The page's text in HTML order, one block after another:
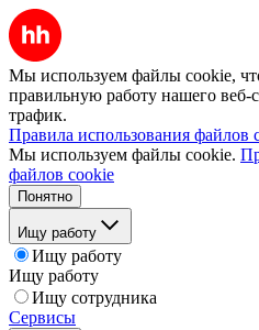
Мы используем файлы cookie,
правильную работу нашего веб-
трафик.
Правила использования файлов
Мы используем файлы cookie.
файлов cookie
Понятно
Ищу работу
Ищу работу
Ищу работу
Ищу сотрудника
Сервисы